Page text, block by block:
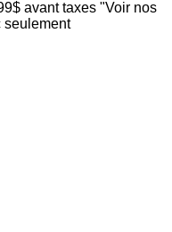
avant taxes "Voir nos
seulement